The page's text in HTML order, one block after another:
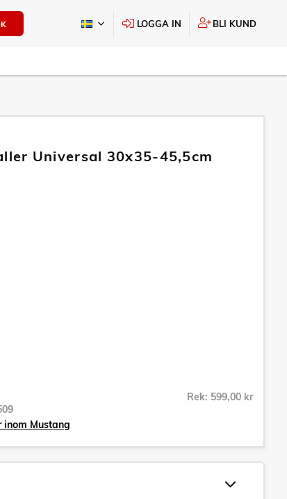
LOGGA IN BLI KUND
Universal 30x35-45,5cm
Rek: 599,00 kr
Mustang